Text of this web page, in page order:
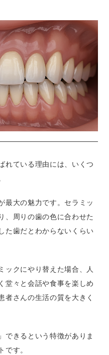
れている理由には、いくつ
最大の魅力です。セラミッ
、周りの歯の色に合わせた
た歯だとわからないくらい
ックにやり替えた場合、人
堂々と会話や食事を楽しめ
者さんの生活の質を大きく
できるという特徴がありま
です。